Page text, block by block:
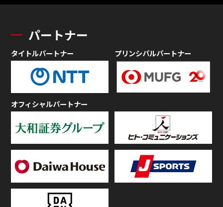
パートナー
タイトルパートナー プリンシパルパートナー
オフィシャルパートナー